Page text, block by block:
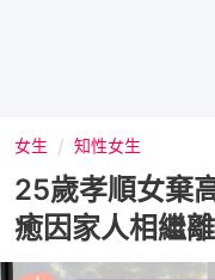
女生 知性女生
25歲孝順女棄
癒因家人相繼